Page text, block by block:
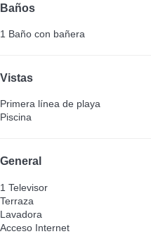
Baños
1 Baño con bañera
Vistas
Primera línea de playa
Piscina
General
1 Televisor
Terraza
Lavadora
Acceso Internet